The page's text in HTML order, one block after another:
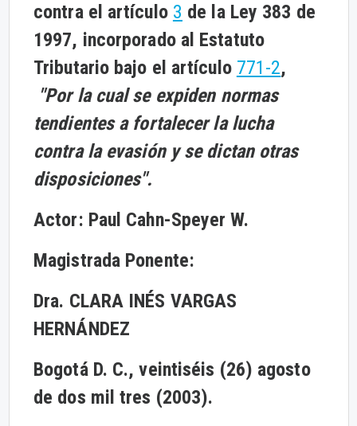
contra el artículo 3 de la Ley 383 de
1997, incorporado al Estatuto
Tributario bajo el artículo 771-2,
"Por la cual se expiden normas
tendientes a fortalecer la lucha
contra la evasión y se dictan otras
disposiciones".
Actor: Paul Cahn-Speyer W.
Magistrada Ponente:
Dra. CLARA INÉS VARGAS
HERNÁNDEZ
Bogotá D. C., veintiséis (26) agosto
de dos mil tres (2003).